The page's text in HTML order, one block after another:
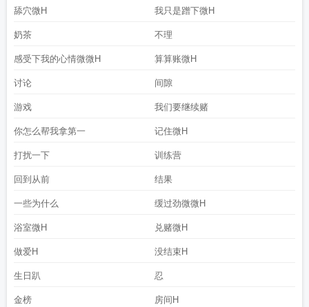
舔穴微H 我只是蹭下微H
奶茶 不理
感受下我的心情微微H 算算账微H
讨论 间隙
游戏 我们要继续赌
你怎么帮我拿第一 记住微H
打扰一下 训练营
回到从前 结果
一些为什么 缓过劲微微H
浴室微H 兑赌微H
做爱H 没结束H
生日趴 忍
金榜 房间H